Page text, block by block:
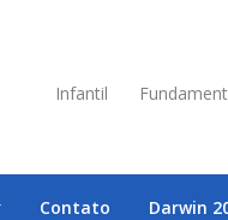
Infantil
Contato Darwin